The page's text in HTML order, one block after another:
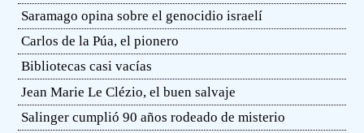
Saramago opina sobre el genocidio israelí
Carlos de la Púa, el pionero
Bibliotecas casi vacías
Jean Marie Le Clézio, el buen salvaje
Salinger cumplió 90 años rodeado de misterio